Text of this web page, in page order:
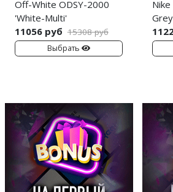
Off-White ODSY-2000
'White-Multi'
11056 руб 15308 руб
Выбрать